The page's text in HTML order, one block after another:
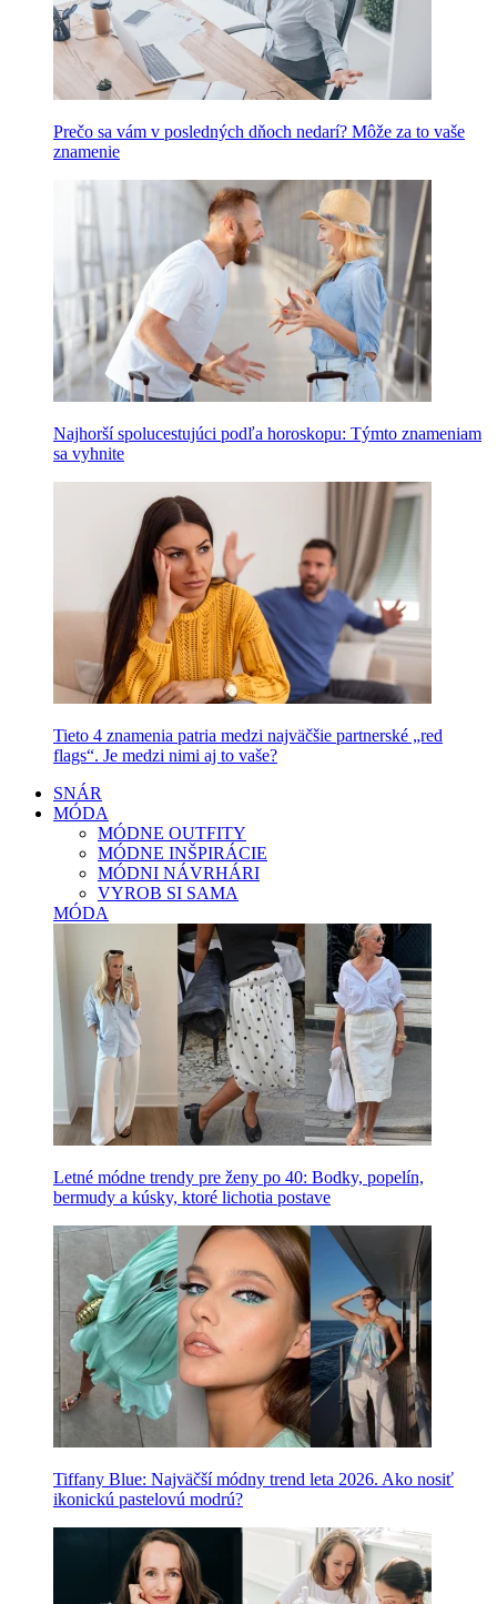
Prečo sa vám v posledných dňoch nedarí? Môže za to vaše
znamenie
Najhorší spolucestujúci podľa horoskopu: Týmto znameniam
sa vyhnite
Tieto 4 znamenia patria medzi najväčšie partnerské „red
flags“. Je medzi nimi aj to vaše?
SNÁR
MÓDA
MÓDNE OUTFITY
MÓDNE INŠPIRÁCIE
MÓDNI NÁVRHÁRI
VYROB SI SAMA
MÓDA
Letné módne trendy pre ženy po 40: Bodky, popelín,
bermudy a kúsky, ktoré lichotia postave
Tiffany Blue: Najväčší módny trend leta 2026. Ako nosiť
ikonickú pastelovú modrú?